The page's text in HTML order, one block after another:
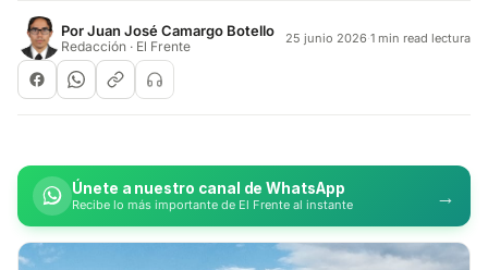
PorJuan José Camargo Botello
Redacción · El Frente 25 junio 2026·1 min read lectura
Únete a nuestro canal de WhatsApp
Recibe lo más importante de El Frente al instante →